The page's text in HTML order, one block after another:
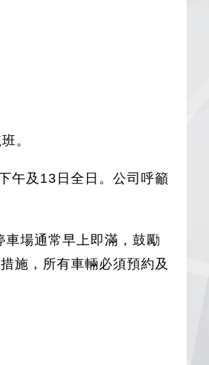
。
午及13日全日。公司呼籲
場通常早上即滿，鼓勵
施，所有車輛必須預約及